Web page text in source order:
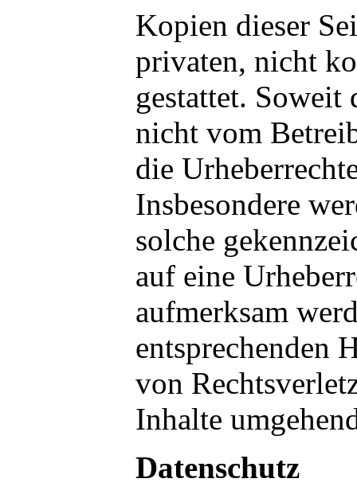
Kopien dieser
privaten, nicht
gestattet. Soweit
nicht vom
die
Insbesondere
solche
auf eine
aufmerksam
entsprechenden
von
Inhalte
Datenschutz